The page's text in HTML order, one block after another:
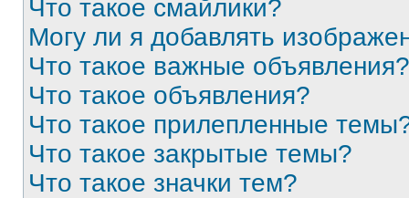
Что такое смайлики?
Могу ли я добавлять
Что такое важные объявления?
Что такое объявления?
Что такое прилепленные
Что такое закрытые темы?
Что такое значки тем?